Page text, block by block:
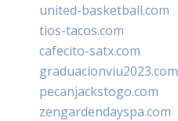
united-basketball.com
tios-tacos.com
cafecito-satx.com
graduacionviu2023.com
pecanjackstogo.com
zengardendayspa.com